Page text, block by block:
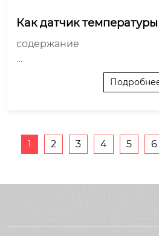
Как датчик
содержание
Точность датчика и
Материалы и производство
Выводы и перспективы
1 2 3 4 5 6